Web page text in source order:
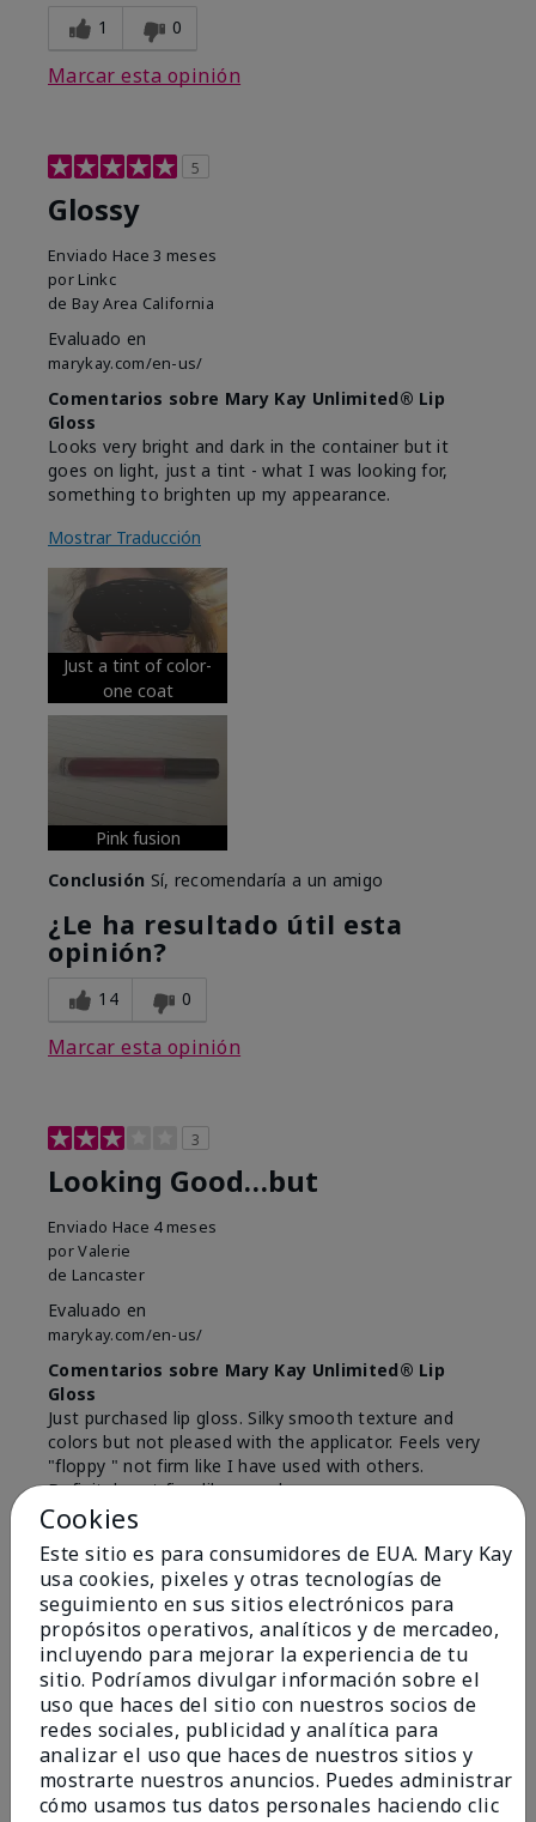
1 0
Marcar esta opinión
5
Glossy
Enviado Hace 3 meses
por Linkc
de Bay Area California
Evaluado en
marykay.com/en-us/
Comentarios sobre Mary Kay Unlimited® Lip
Gloss
Looks very bright and dark in the container but it
goes on light, just a tint - what I was looking for,
something to brighten up my appearance.
Mostrar Traducción
Just a tint of color-
one coat
Pink fusion
Conclusión Sí, recomendaría a un amigo
¿Le ha resultado útil esta
opinión?
14 0
Marcar esta opinión
3
Looking Good…but
Enviado Hace 4 meses
porValerie
de Lancaster
Evaluado en
marykay.com/en-us/
Comentarios sobre Mary Kay Unlimited® Lip
Gloss
Just purchased lip gloss. Silky smooth texture and
colors but not pleased with the applicator. Feels very
"floppy " not firm like I have used with others.
Definitely not firm like samples were.
Mostrar Traducción
ConclusiónSí, recomendaría a un amigo
¿Le ha resultado útil esta
opinión?
8 1
Marcar esta opinión
Cookies
Este sitio es para consumidores de EUA. Mary Kay
usa cookies, pixeles y otras tecnologías de
seguimiento en sus sitios electrónicos para
propósitos operativos, analíticos y de mercadeo,
incluyendo para mejorar la experiencia de tu
sitio. Podríamos divulgar información sobre el
uso que haces del sitio con nuestros socios de
redes sociales, publicidad y analítica para
analizar el uso que haces de nuestros sitios y
mostrarte nuestros anuncios. Puedes administrar
cómo usamos tus datos personales haciendo clic